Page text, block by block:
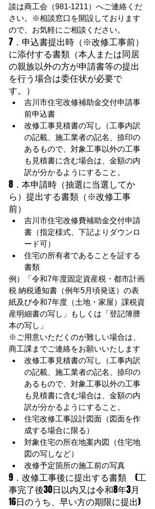
談は商工会（981-1211）へご連絡くだ
さい。※相談窓口を開設しております
ので、お気軽にご相談ください。
7．申込書提出時（※改修工事前）
に添付する書類（本人または同居
の親族以外の方が申請書等の提出
を行う場合は委任状が必要で
す。）
吉川市住宅改修補助金交付申請事
前申込書
改修工事見積書の写し（工事内訳
の記載、施工業者の記名、捺印の
あるもので、対象工事以外の工事
も見積書に含む場合は、金額の内
訳が分かるようにすること。
8．本申請時（抽選に当選してか
ら）提出する書類（※改修工事
前）
吉川市住宅改修費補助金交付申請
書（指定様式、下記よりダウンロ
ード可）
住宅の所有者であることを証する
書類
例）「令和7年度固定資産税・都市計画
税 納税通知書（例年5月頃発送）の表
紙及び令和7年度（土地・家屋）課税資
産明細書の写し」もしくは「登記簿謄
本の写し」
※ご用意いただくのが難しい場合は、
商工課までご連絡をお願いいたします
改修工事見積書の写し（工事内訳
の記載、施工業者の記名、捺印の
あるもので、対象工事以外の工事
も見積書に含む場合は、金額の内
訳が分かるようにすること。
住宅改修工事設計図面（図面を作
成する場合に限る）
対象住宅の所在地案内図（住宅地
図の写しなど）
改修予定箇所の施工前の写真
9．改修工事後に提出する書類　(工
事完了後30日以内又は令和8年3月
16日のうち、早い方の期限に提出)